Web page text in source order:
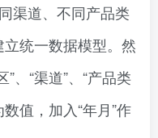
渠道、不同产品类
统一数据模型。然
、“渠道”、“产品类
值，加入“年月”作